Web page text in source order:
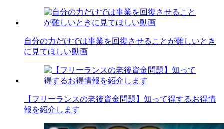
自分の力だけでは事業を回復させることが難しいとき
に見てほしい動画
【フリーランスの老後資金問題】知って得するお得情
報を紹介します